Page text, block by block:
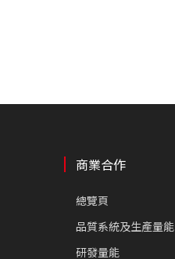
商業合作
總覽頁
品質系統及生產量能
研發量能